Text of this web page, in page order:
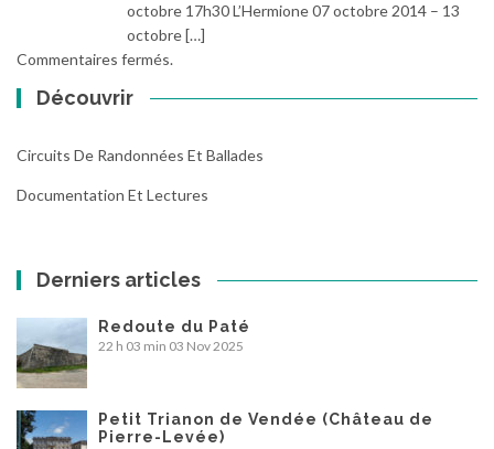
octobre 17h30 L’Hermione 07 octobre 2014 – 13
octobre […]
Commentaires fermés.
Découvrir
Circuits De Randonnées Et Ballades
Documentation Et Lectures
Derniers articles
Redoute du Paté
22 h 03 min 03 Nov 2025
Petit Trianon de Vendée (Château de
Pierre-Levée)